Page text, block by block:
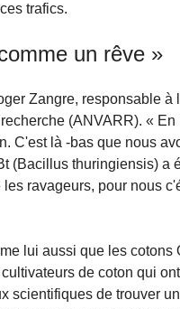
trafics.
un rêve »
Zangre, responsable à
(ANVARR). «
C'est là -bas que nous
(Bacillus thuringiensis) a
ravageurs, pour nous
lui aussi que les cotons
de coton qui
scientifiques de trouver